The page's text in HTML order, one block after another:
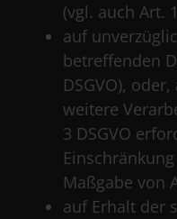
(vgl. auch Art.
auf
betreffenden
DSGVO),
weitere
3 DSGVO
Maßgabe von
auf Erhalt der